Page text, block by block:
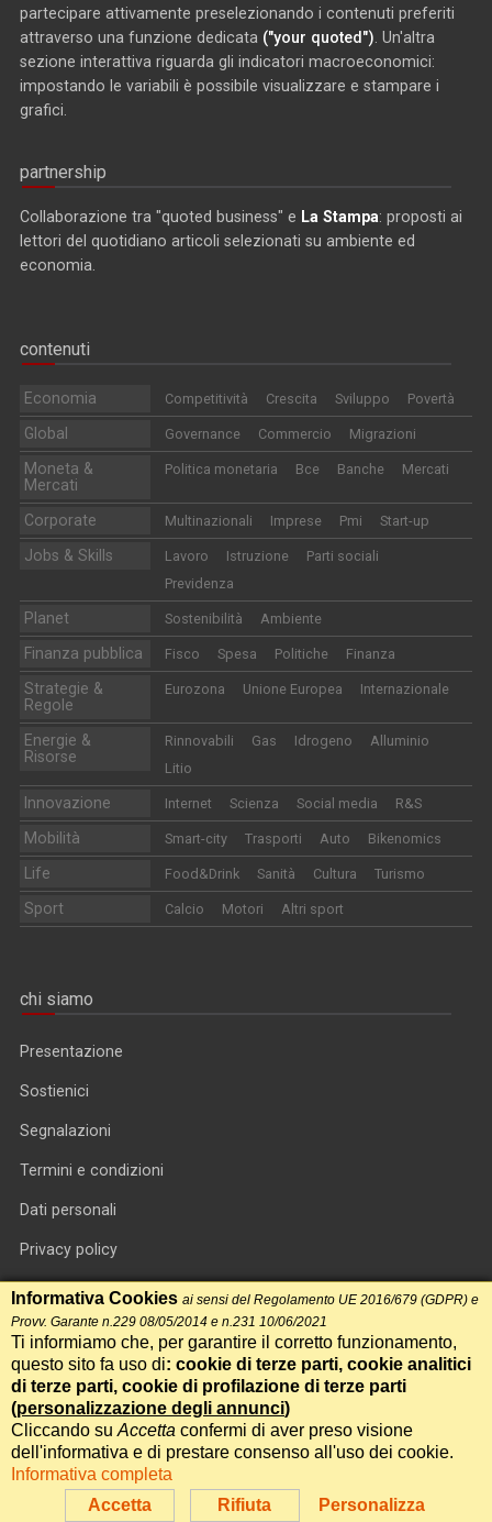
partecipare attivamente preselezionando i contenuti preferiti
attraverso una funzione dedicata ("your quoted"). Un'altra
sezione interattiva riguarda gli indicatori macroeconomici:
impostando le variabili è possibile visualizzare e stampare i
grafici.
partnership
Collaborazione tra "quoted business" e La Stampa: proposti ai
lettori del quotidiano articoli selezionati su ambiente ed
economia.
contenuti
Economia Competitività Crescita Sviluppo Povertà
Global Governance Commercio Migrazioni
Moneta &
Mercati
Politica monetaria Bce Banche Mercati
Corporate Multinazionali Imprese Pmi Start-up
Jobs & Skills Lavoro Istruzione
Parti sociali
Previdenza
Planet Sostenibilità Ambiente
Finanza pubblica Fisco Spesa Politiche Finanza
Strategie &
Regole
Eurozona Unione Europea Internazionale
Energie &
Risorse
Rinnovabili Gas Idrogeno
Alluminio
Litio
Innovazione Internet Scienza Social media R&S
Mobilità Smart-city Trasporti Auto Bikenomics
Life Food&Drink Sanità Cultura Turismo
Sport Calcio Motori Altri sport
chi siamo
Presentazione
Sostienici
Segnalazioni
Termini e condizioni
Dati personali
Privacy policy
Informativa cookie
RSS feed
RSS Top News
Contatti
International Communication S.r.l. • P.IVA 14478081004 • Testata
giornalistica n.191, reg. Tribunale di Roma del 14/12/2017
Accetta Rifiuta Personalizza
Informativa Cookies ai sensi del Regolamento UE 2016/679 (GDPR) e
Provv. Garante n.229 08/05/2014 e n.231 10/06/2021
Ti informiamo che, per garantire il corretto funzionamento,
questo sito fa uso di: cookie di terze parti, cookie analitici
di terze parti, cookie di profilazione di terze parti
(personalizzazione degli annunci)
Cliccando su Accetta confermi di aver preso visione
dell'informativa e di prestare consenso all'uso dei cookie.
Informativa completa